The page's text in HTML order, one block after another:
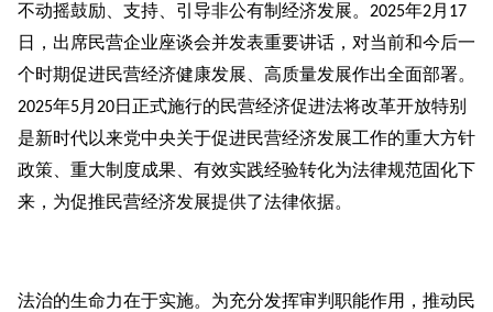
不动摇鼓励、支持、引导非公有制经济发展。 2025年2月 17
日，出席民营企业座谈会并发表重要讲话，对当前和今后一
个时期促进民营经济健康发展、高质量发展作出全面部署。
2025年5月 20日正式施行的民营经济促进法将改革开放特别
是新时代以来党中央关于促进民营经济发展工作的重大方针
政策、重大制度成果、有效实践经验转化为法律规范固化下
来，为促推民营经济发展提供了法律依据。
法治的生命力在于实施。为充分发挥审判职能作用，推动民